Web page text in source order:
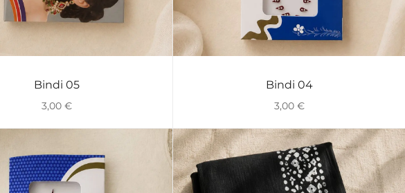
VISTA RÁPIDA
Bindi 05
3,00 €
VISTA RÁPIDA
Bindi 04
3,00 €